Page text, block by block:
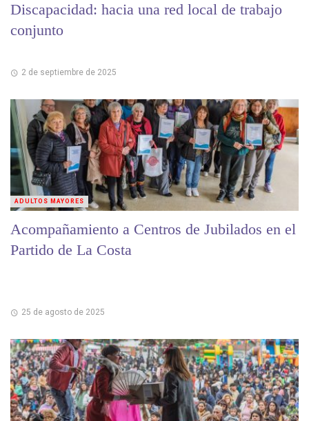
Discapacidad: hacia una red local de trabajo
conjunto
2 de septiembre de 2025
Acompañamiento a Centros de Jubilados en el
Partido de La Costa
25 de agosto de 2025
ADULTOS MAYORES